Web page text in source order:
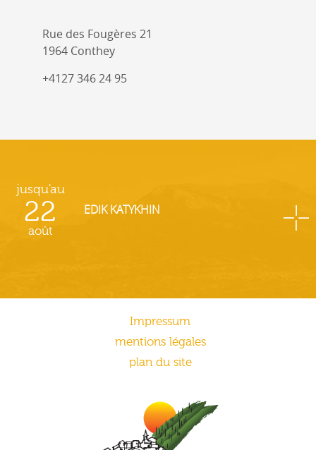
Rue des Fougères 21
1964 Conthey
+4127 346 24 95
jusqu'au
22
août
EDIK KATYKHIN
Impressum
mentions légales
plan du site